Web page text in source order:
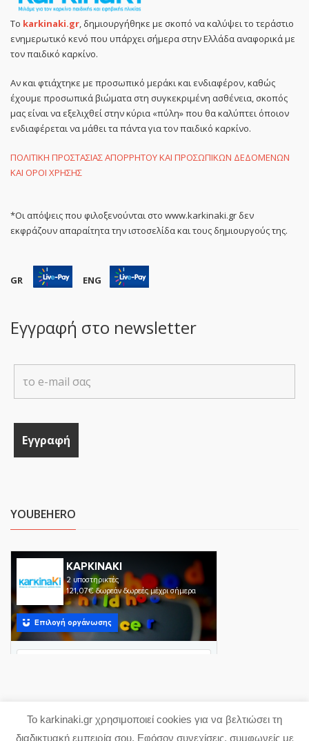
Το karkinaki.gr, δημιουργήθηκε με σκοπό να καλύψει το τεράστιο
ενημερωτικό κενό που υπάρχει σήμερα στην Ελλάδα αναφορικά με
τον παιδικό καρκίνο.
Αν και φτιάχτηκε με προσωπικό μεράκι και ενδιαφέρον, καθώς
έχουμε προσωπικά βιώματα στη συγκεκριμένη ασθένεια, σκοπός
μας είναι να εξελιχθεί στην κύρια «πύλη» που θα καλύπτει όποιον
ενδιαφέρεται να μάθει τα πάντα για τον παιδικό καρκίνο.
ΠΟΛΙΤΙΚΗ ΠΡΟΣΤΑΣΙΑΣ ΑΠΟΡΡΗΤΟΥ ΚΑΙ ΠΡΟΣΩΠΙΚΩΝ ΔΕΔΟΜΕΝΩΝ
ΚΑΙ ΟΡΟΙ ΧΡΗΣΗΣ
*Οι απόψεις που φιλοξενούνται στο www.karkinaki.gr δεν
εκφράζουν απαραίτητα την ιστοσελίδα και τους δημιουργούς της.
GR ENG
Εγγραφή στο newsletter
YOUBEHERO
Copyright 2023 karkinaki.gr
Το karkinaki.gr χρησιμοποιεί cookies για να βελτιώσει τη
διαδικτυακή εμπειρία σου. Εφόσον συνεχίσεις, συμφωνείς με